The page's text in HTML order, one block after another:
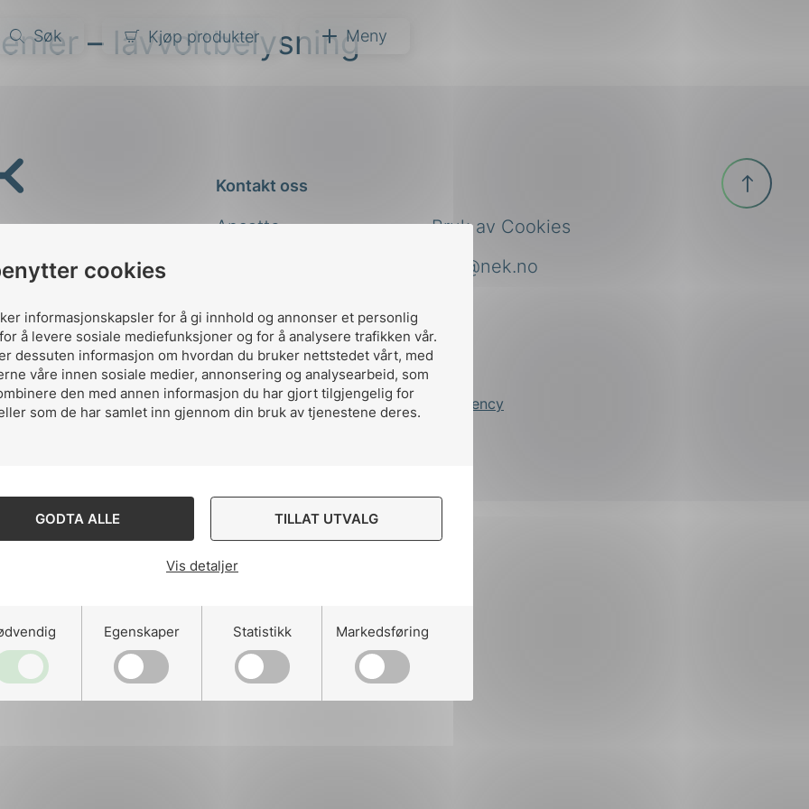
cookies
informasjonskapsler for å gi innhold og annonser et personlig
å levere sosiale mediefunksjoner og for å analysere trafikken vår.
dessuten informasjon om hvordan du bruker nettstedet vårt, med
våre innen sosiale medier, annonsering og analysearbeid, som
den med annen informasjon du har gjort tilgjengelig for
som de har samlet inn gjennom din bruk av tjenestene deres.
GODTA ALLE TILLAT UTVALG
Vis detaljer
Egenskaper Statistikk Markedsføring
Søk Kjøp produkter Meny
– lavvoltbelysning
Kontakt oss
Ansatte
nek@nek.no
Bruk av Cookies
Designed and developed by Stem Agency
Til
toppen